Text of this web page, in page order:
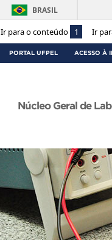
Ir para o conteúdo 1 Ir
BRASIL
PORTAL UFPEL ACESSO À
Núcleo Geral de